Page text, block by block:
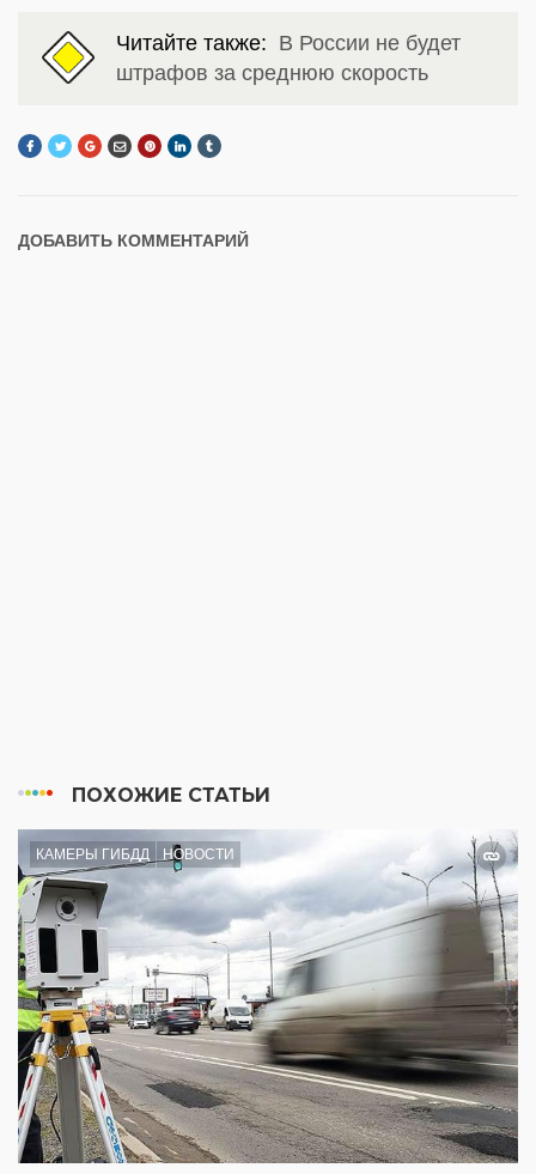
Читайте также: В России не будет
штрафов за среднюю скорость
ДОБАВИТЬ КОММЕНТАРИЙ
ПОХОЖИЕ СТАТЬИ
КАМЕРЫ ГИБДД НОВОСТИ